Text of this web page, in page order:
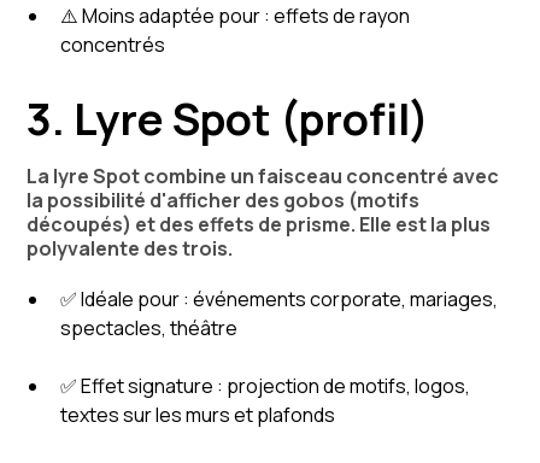
⚠️ Moins adaptée pour : effets de rayon
concentrés
3. Lyre Spot (profil)
La lyre Spot combine un faisceau concentré avec
la possibilité d'afficher des gobos (motifs
découpés) et des effets de prisme. Elle est la plus
polyvalente des trois.
✅ Idéale pour : événements corporate, mariages,
spectacles, théâtre
✅ Effet signature : projection de motifs, logos,
textes sur les murs et plafonds